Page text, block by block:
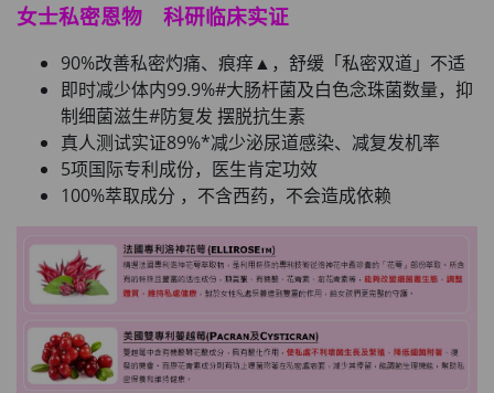
女士私密恩物 科研临床实证
90%改善私密灼痛、痕痒▲，舒缓「私密双道」不适
即时减少体内99.9%#大肠杆菌及白色念珠菌数量，抑
制细菌滋生#防复发 摆脱抗生素
真人测试实证89%*减少泌尿道感染、减复发机率
5项国际专利成份，医生肯定功效
100%萃取成分 ，不含西药，不会造成依赖